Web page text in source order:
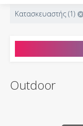
Κατασκευαστής (1)
Outdoor